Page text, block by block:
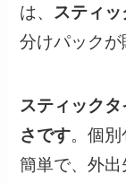
は、 スティ
分けパックが
スティック
さです。個
簡単で、外